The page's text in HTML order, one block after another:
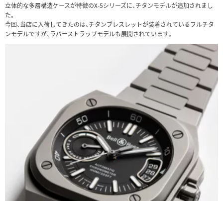
立体的な多層構造ケースが特徴のX-5シリーズに、チタンモデルが追加されまし
た。
今回、当店に入荷してきたのは、チタンブレスレットが装着されているフルチタ
ンモデルですが、ラバーストラップモデルも展開されています。